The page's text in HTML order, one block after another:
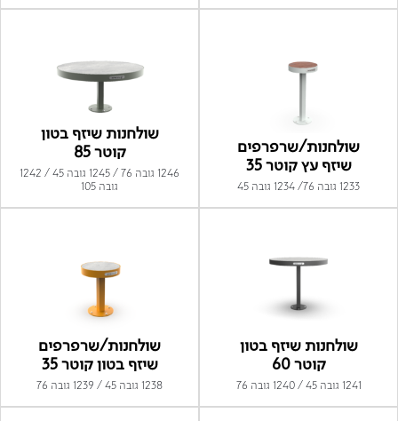
שולחנות/שרפרפים
שיזף עץ קוטר 35
1233 גובה 76/ 1234 גובה 45
שולחנות שיזף בטון
קוטר 85
1246 גובה 76 / 1245 גובה 45 / 1242
גובה 105
שולחנות שיזף בטון
קוטר 60
1241 גובה 45 / 1240 גובה 76
שולחנות/שרפרפים
שיזף בטון קוטר 35
1238 גובה 45 / 1239 גובה 76